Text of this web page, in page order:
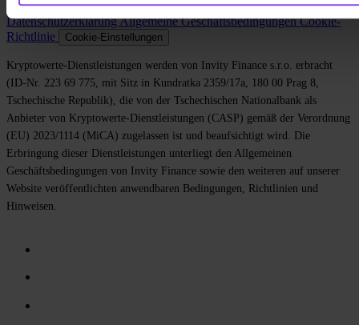
DatenschutzerklärungAllgemeine GeschäftsbedingungenCookie-
Richtlinie
Cookie-Einstellungen
Kryptowerte-Dienstleistungen werden von Invity Finance s.r.o. erbracht
(ID-Nr. 223 69 775, mit Sitz in Kundratka 2359/17a, 180 00 Prag 8,
Tschechische Republik), die von der Tschechischen Nationalbank als
Anbieter von Kryptowerte-Dienstleistungen (CASP) gemäß der Verordnung
(EU) 2023/1114 (MiCA) zugelassen ist und beaufsichtigt wird. Die
Erbringung dieser Dienstleistungen unterliegt den Allgemeinen
Geschäftsbedingungen von Invity Finance sowie den weiteren auf unserer
Website veröffentlichten anwendbaren Bedingungen, Richtlinien und
Hinweisen.